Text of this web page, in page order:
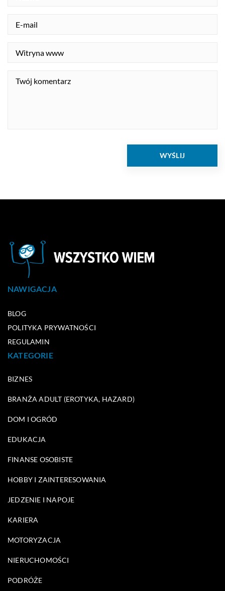
NAWIGACJA
BLOG
POLITYKA PRYWATNOŚCI
REGULAMIN
KATEGORIE
BIZNES
BRANŻA ADULT (EROTYKA, HAZARD)
DOM I OGRÓD
EDUKACJA
FINANSE OSOBISTE
HOBBY I ZAINTERESOWANIA
JEDZENIE I NAPOJE
KARIERA
MOTORYZACJA
NIERUCHOMOŚCI
PODRÓŻE